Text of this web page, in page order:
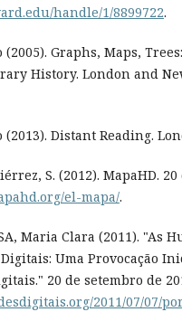
handle/1/8899722.
(2005). Graphs, Maps,
History. London and
(2013). Distant Reading.
S. (2012). MapaHD.
el-mapa/.
Maria Clara (2011). "As
Uma Provocação
20 de setembro de
2011/07/07/